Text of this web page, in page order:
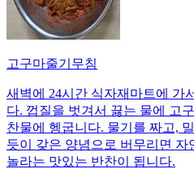
고구마줄기무침
새벽에 24시간 식자재마트에 가
다. 껍질을 벗겨서 끓는 물에 고
찬물에 헹굽니다. 물기를 짜고,
듯이 갖은 양념으로 버무리면 자
놀라는 맛있는 반찬이 됩니다.